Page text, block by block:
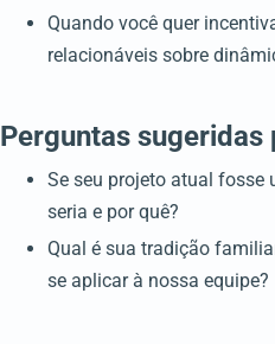
Quando você quer
relacionáveis sobre
Perguntas
Se seu projeto atual fosse
seria e por quê?
Qual é sua tradição
se aplicar à nossa equipe?